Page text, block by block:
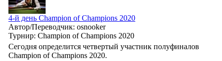
4-й день Champion of Champions 2020
Автор/Переводчик: osnooker
Турнир: Champion of Champions 2020
Сегодня определится четвертый участник полуфиналов
Champion of Champions 2020.